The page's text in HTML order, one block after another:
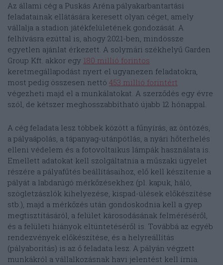
Az állami cég a Puskás Aréna pályakarbantartási
feladatainak ellátására keresett olyan céget, amely
vállalja a stadion játékfelületének gondozását. A
felhívásra ezúttal is, ahogy 2021-ben, mindössze
egyetlen ajánlat érkezett. A solymári székhelyű Garden
Group Kft. akkor egy 180 millió forintos
keretmegállapodást nyert el ugyanezen feladatokra,
most pedig összesen nettó 453 millió forintért
végezheti majd el a munkálatokat. A szerződés egy évre
szól, de kétszer meghosszabbítható újabb 12 hónappal.
A cég feladata lesz többek között a fűnyírás, az öntözés,
a pályaápolás, a tápanyag-utánpótlás, a nyári hőterhelés
elleni védelem és a fotovoltaikus lámpák használata is.
Emellett adatokat kell szolgáltatnia a műszaki ügyelet
részére a pályafűtés beállításaihoz, elő kell készítenie a
pályát a labdarúgó mérkőzésekhez (pl. kapuk, háló,
szögletzászlók kihelyezése, kispad-ülések előkészítése
stb.), majd a mérkőzés után gondoskodnia kell a gyep
megtisztításáról, a felület károsodásának felméréséről,
és a felületi hiányok eltüntetéséről is. Továbbá az egyéb
rendezvények előkészítése, és a helyreállítás
(pályaborítás) is az ő feladata lesz. A pályán végzett
munkákról a vállalkozásnak havi jelentést kell írnia.